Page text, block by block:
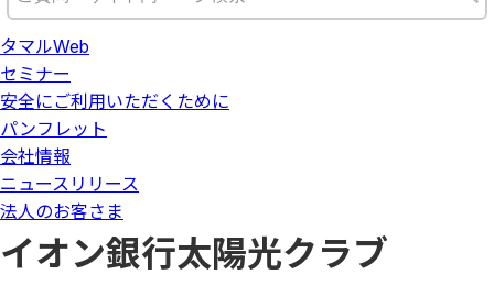
タマルWeb
セミナー
安全にご利用いただくために
パンフレット
会社情報
ニュースリリース
法人のお客さま
イオン銀行太陽光クラブ